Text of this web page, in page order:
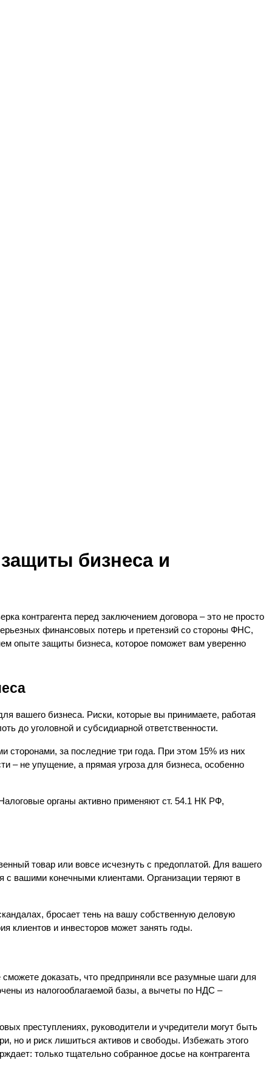
бизнеса и
контрагента перед заключением договора – это не просто
финансовых потерь и претензий со стороны ФНС,
опыте защиты бизнеса, которое поможет вам уверенно
вашего бизнеса. Риски, которые вы принимаете, работая
до уголовной и субсидиарной ответственности.
сторонами, за последние три года. При этом 15% из них
– не упущение, а прямая угроза для бизнеса, особенно
органы активно применяют ст. 54.1 НК РФ,
товар или вовсе исчезнуть с предоплатой. Для вашего
с вашими конечными клиентами. Организации теряют в
бросает тень на вашу собственную деловую
клиентов и инвесторов может занять годы.
доказать, что предприняли все разумные шаги для
из налогооблагаемой базы, а вычеты по НДС –
преступлениях, руководители и учредители могут быть
но и риск лишиться активов и свободы. Избежать этого
только тщательно собранное досье на контрагента